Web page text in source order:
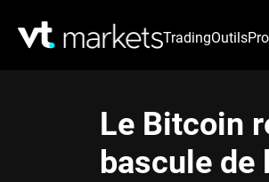
TradingOutils
Le Bitcoin
bascule